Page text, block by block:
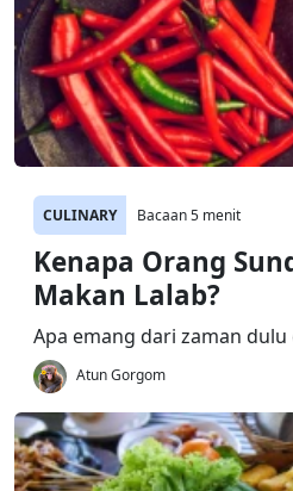
CULINARY Bacaan 5 menit
Kenapa Orang
Makan Lalab?
Apa emang dari zaman
Atun Gorgom